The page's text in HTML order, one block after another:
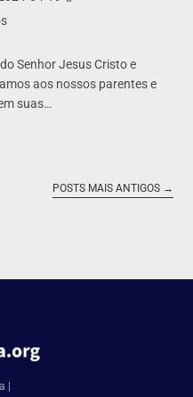
Senhor Jesus Cristo e
aos nossos parentes e
suas…
POSTS MAIS ANTIGOS →
|